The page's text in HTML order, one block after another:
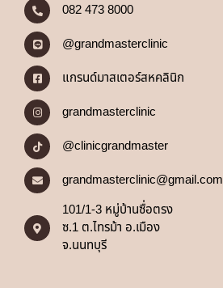
082 473 8000
@grandmasterclinic
แกรนด์มาสเตอร์สหคลินิก
grandmasterclinic
@clinicgrandmaster
grandmasterclinic@gmail.com
101/1-3 หมู่บ้านซื่อตรง
ซ.1 ต.ไทรม้า อ.เมือง
จ.นนทบุรี